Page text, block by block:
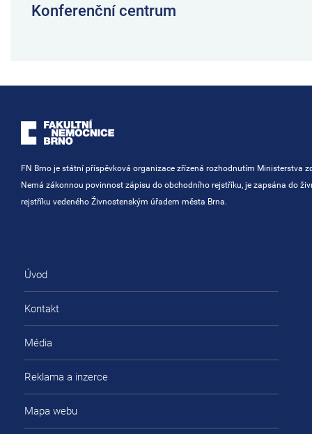
Konferenční centrum
FN Brno je státní příspěvková organizace zřízená rozhodnutím Ministerstva
Nemá zákonnou povinnost zápisu do obchodního rejstříku, je zapsána do
rejstříku vedeného Živnostenským úřadem města Brna.
Úvod
Kontakt
Média
Reklama a inzerce
Mapa webu